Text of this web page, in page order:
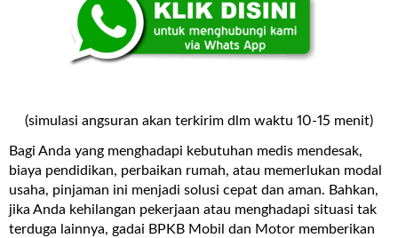
(simulasi angsuran akan terkirim dlm waktu 10-15 menit)
Bagi Anda yang menghadapi kebutuhan medis mendesak,
biaya pendidikan, perbaikan rumah, atau memerlukan modal
usaha, pinjaman ini menjadi solusi cepat dan aman. Bahkan,
jika Anda kehilangan pekerjaan atau menghadapi situasi tak
terduga lainnya, gadai BPKB Mobil dan Motor memberikan